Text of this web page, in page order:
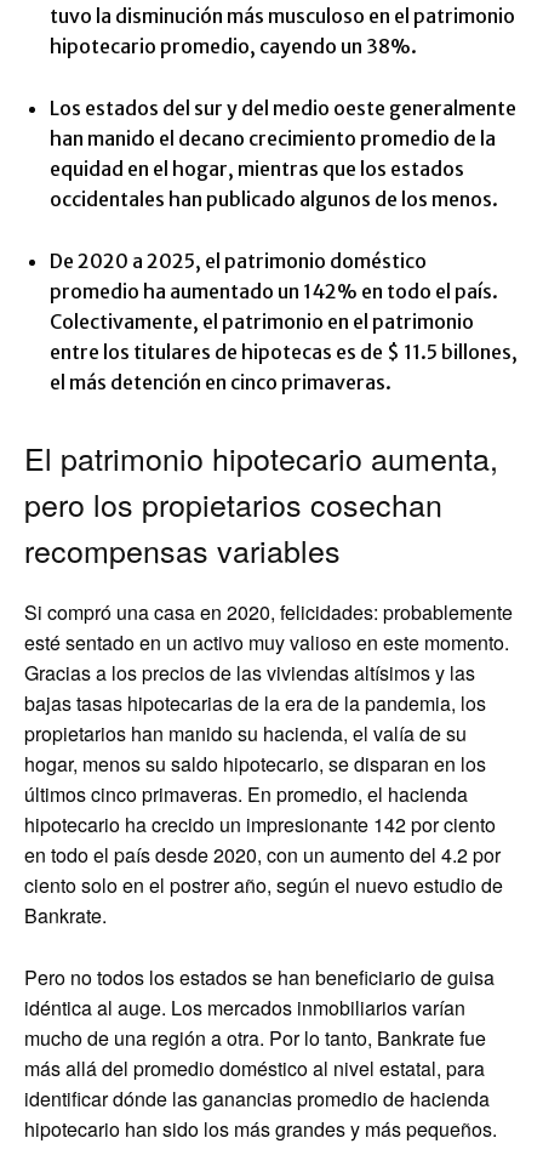
tuvo la disminución más musculoso en el patrimonio
hipotecario promedio, cayendo un 38%.
Los estados del sur y del medio oeste generalmente
han manido el decano crecimiento promedio de la
equidad en el hogar, mientras que los estados
occidentales han publicado algunos de los menos.
De 2020 a 2025, el patrimonio doméstico
promedio ha aumentado un 142% en todo el país.
Colectivamente, el patrimonio en el patrimonio
entre los titulares de hipotecas es de $ 11.5 billones,
el más detención en cinco primaveras.
El patrimonio hipotecario aumenta,
pero los propietarios cosechan
recompensas variables
Si compró una casa en 2020, felicidades: probablemente
esté sentado en un activo muy valioso en este momento.
Gracias a los precios de las viviendas altísimos y las
bajas tasas hipotecarias de la era de la pandemia, los
propietarios han manido su hacienda, el valía de su
hogar, menos su saldo hipotecario, se disparan en los
últimos cinco primaveras. En promedio, el hacienda
hipotecario ha crecido un impresionante 142 por ciento
en todo el país desde 2020, con un aumento del 4.2 por
ciento solo en el postrer año, según el nuevo estudio de
Bankrate.
Pero no todos los estados se han beneficiario de guisa
idéntica al auge. Los mercados inmobiliarios varían
mucho de una región a otra. Por lo tanto, Bankrate fue
más allá del promedio doméstico al nivel estatal, para
identificar dónde las ganancias promedio de hacienda
hipotecario han sido los más grandes y más pequeños.